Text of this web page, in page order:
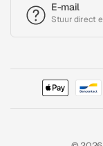
E-mail
Stuur direct